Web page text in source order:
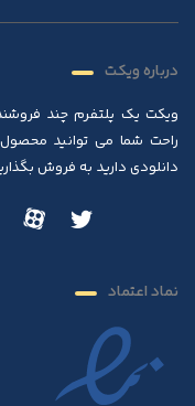
درباره ویکت
ویکت یک پلتفرم چند
راحت شما می توانید
دانلودی دارید به فروش
نماد اعتماد